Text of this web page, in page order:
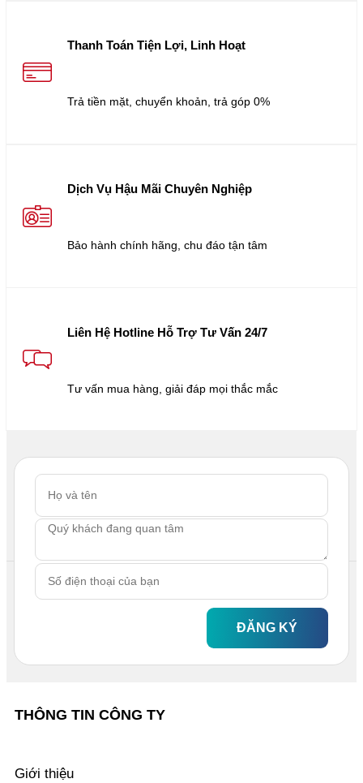
Thanh Toán Tiện Lợi, Linh Hoạt
Trả tiền mặt, chuyển khoản, trả góp 0%
Dịch Vụ Hậu Mãi Chuyên Nghiệp
Bảo hành chính hãng, chu đáo tận tâm
Liên Hệ Hotline Hỗ Trợ Tư Vấn 24/7
Tư vấn mua hàng, giải đáp mọi thắc mắc
ĐĂNG KÝ
THÔNG TIN CÔNG TY
Giới thiệu